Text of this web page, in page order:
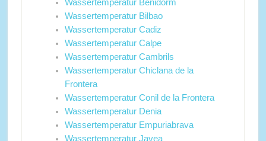
Wassertemperatur Benidorm
Wassertemperatur Bilbao
Wassertemperatur Cadiz
Wassertemperatur Calpe
Wassertemperatur Cambrils
Wassertemperatur Chiclana de la
Frontera
Wassertemperatur Conil de la Frontera
Wassertemperatur Denia
Wassertemperatur Empuriabrava
Wassertemperatur Javea